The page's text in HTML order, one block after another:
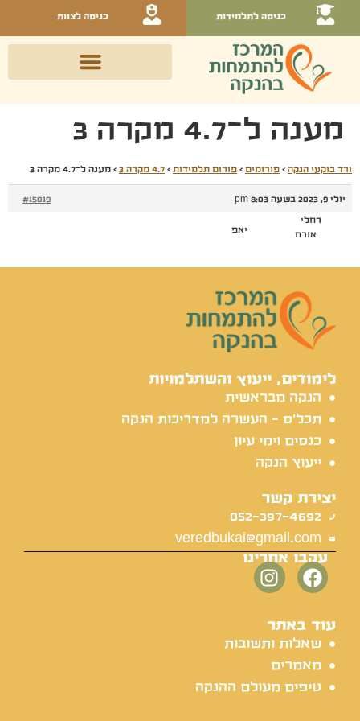
כניסה לתלמידות כניסה לצוות
מענה ל־4.7 מקרה 3
ורד בוקעי הנקה › פורומים › פורום תלמידות › 4.7 מקרה 3 › מענה ל־4.7 מקרה 3
יולי 9, 2023 בשעה 8:03 pm #15019
רחלי
אורח
יאפ
לימודים, ייעוץ והשתלמויות
הנקה מבראשית
תכל'ס - העשרה למדריכות הנקה
כנסים וימי עיון
ייעוץ הנקה
יצירת קשר
052-397-4692
veredbukai@gmail.com
עקבו אחרינו
עוד באתר
שאלות ותשובות
מאמרים
טיפים מעולם ההנקה